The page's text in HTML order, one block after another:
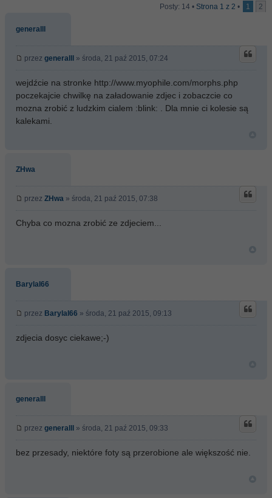
Posty: 14 • Strona 1 z 2 • 1 2
generalll
przez generalll » środa, 21 paź 2015, 07:24
wejdźcie na stronke http://www.myophile.com/morphs.php
poczekajcie chwilkę na załadowanie zdjec i zobaczcie co
mozna zrobić z ludzkim cialem :blink: . Dla mnie ci kolesie są
kalekami.
ZHwa
przez ZHwa » środa, 21 paź 2015, 07:38
Chyba co mozna zrobić ze zdjeciem...
BarylaI66
przez BarylaI66 » środa, 21 paź 2015, 09:13
zdjecia dosyc ciekawe;-)
generalll
przez generalll » środa, 21 paź 2015, 09:33
bez przesady, niektóre foty są przerobione ale większość nie.